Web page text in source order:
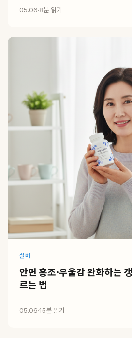
05.06·8분 읽기
실버
안면 홍조·우울감 완화하는
르는 법
05.06·15분 읽기